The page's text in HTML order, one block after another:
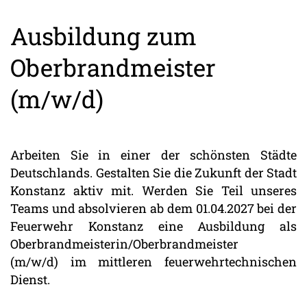
Ausbildung zum
Oberbrandmeister
(m/w/d)
Arbeiten Sie in einer der schönsten Städte
Deutschlands. Gestalten Sie die Zukunft der Stadt
Konstanz aktiv mit. Werden Sie Teil unseres
Teams und absolvieren ab dem 01.04.2027 bei der
Feuerwehr Konstanz eine Ausbildung als
Oberbrandmeisterin/Oberbrandmeister
(m/w/d) im mittleren feuerwehrtechnischen
Dienst.